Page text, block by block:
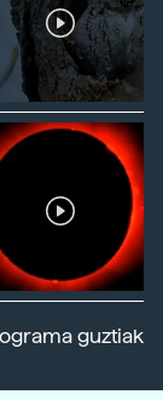
guztiak